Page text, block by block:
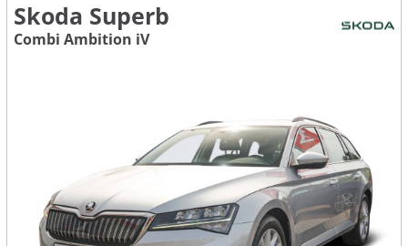
Skoda Superb
Combi Ambition iV